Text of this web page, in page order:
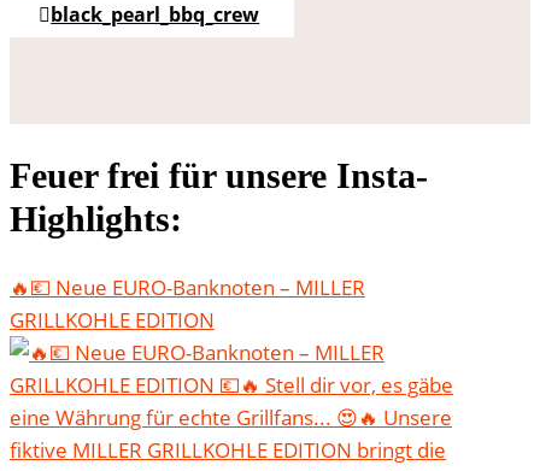
black_pearl_bbq_crew
Feuer frei für unsere Insta-
Highlights:
🔥💶 Neue EURO-Banknoten – MILLER
GRILLKOHLE EDITION